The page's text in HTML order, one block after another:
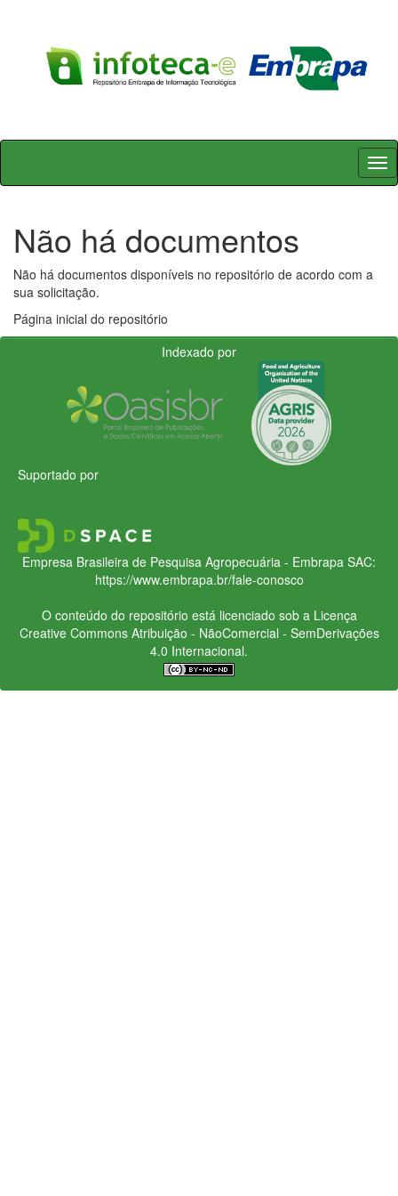
Skip
Não há documentos
Não há documentos disponíveis no repositório de acordo com a
sua solicitação.
Página inicial do repositório
Indexado por
Suportado por
Empresa Brasileira de Pesquisa Agropecuária - Embrapa SAC:
https://www.embrapa.br/fale-conosco
O conteúdo do repositório está licenciado sob a Licença
Creative CommonsAtribuição - NãoComercial - SemDerivações
4.0 Internacional.